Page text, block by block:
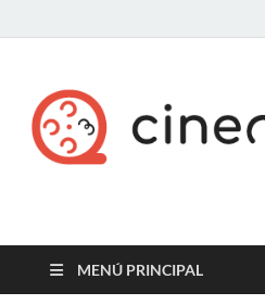
Cine
MENÚ PRINCIPAL